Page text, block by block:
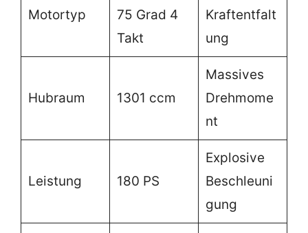
Motortyp
75 Grad 4
Takt
Kraftentfalt
ung
Hubraum 1301 ccm
Massives
Drehmome
nt
Leistung 180 PS
Explosive
Beschleuni
gung